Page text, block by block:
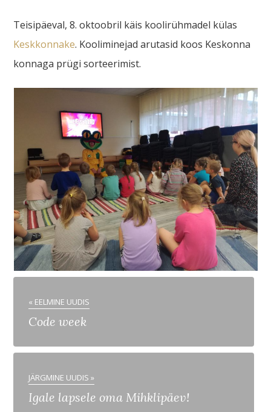
Teisipäeval, 8. oktoobril käis koolirühmadel külas
Keskkonnake. Kooliminejad arutasid koos Keskonna
konnaga prügi sorteerimist.
« EELMINE UUDIS
Code week
JÄRGMINE UUDIS »
Igale lapsele oma Mihklipäev!